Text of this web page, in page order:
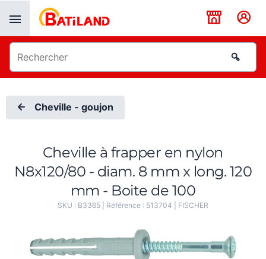
Cheville - goujon
Cheville à frapper en nylon
N8x120/80 - diam. 8 mm x long. 120
mm - Boite de 100
SKU : B3365 | Référence : 513704 FISCHER
Panneau de gestion des cookies